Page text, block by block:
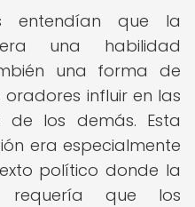
entendían que la
una habilidad
una forma de
influir en las
de los demás. Esta
era especialmente
político donde la
requería que los